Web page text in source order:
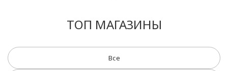
ТОП МАГАЗИНЫ
Все